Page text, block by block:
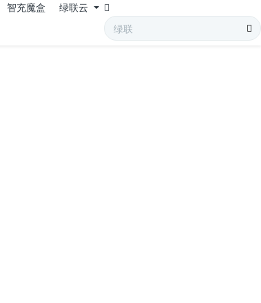
智充魔盒 绿联云